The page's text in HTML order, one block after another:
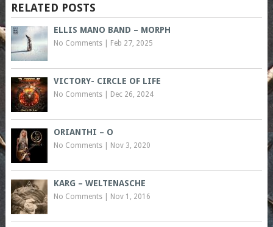
RELATED POSTS
ELLIS MANO BAND – MORPH
No Comments| Feb 27, 2025
VICTORY- CIRCLE OF LIFE
No Comments| Dec 26, 2024
ORIANTHI – O
No Comments| Nov 3, 2020
KARG – WELTENASCHE
No Comments| Nov 1, 2016